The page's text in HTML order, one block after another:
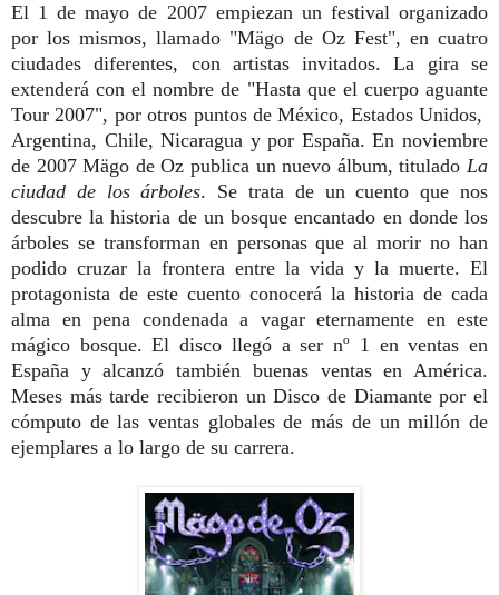
El 1 de mayo de 2007 empiezan un festival organizado
por los mismos, llamado "Mägo de Oz Fest", en cuatro
ciudades diferentes, con artistas invitados. La gira se
extenderá con el nombre de "Hasta que el cuerpo aguante
Tour 2007", por otros puntos de México, Estados Unidos,
Argentina, Chile, Nicaragua y por España. En noviembre
de 2007 Mägo de Oz publica un nuevo álbum, titulado La
ciudad de los árboles. Se trata de un cuento que nos
descubre la historia de un bosque encantado en donde los
árboles se transforman en personas que al morir no han
podido cruzar la frontera entre la vida y la muerte. El
protagonista de este cuento conocerá la historia de cada
alma en pena condenada a vagar eternamente en este
mágico bosque. El disco llegó a ser nº 1 en ventas en
España y alcanzó también buenas ventas en América.
Meses más tarde recibieron un Disco de Diamante por el
cómputo de las ventas globales de más de un millón de
ejemplares a lo largo de su carrera.